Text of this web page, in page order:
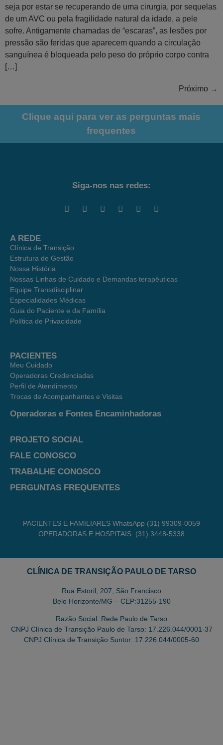
seja por estar se recuperando de uma cirurgia, por sequelas
de um AVC ou pela fragilidade natural da idade, a pele
sofre. Antigamente chamadas de “escaras”, as lesões por
pressão são feridas que aparecem quando a circulação
sanguínea é bloqueada pelo peso do próprio corpo contra
[…]
Próximo →
Clique aqui para ver as perguntas mais
frequentes
Siga-nos nas redes:
A REDE
Clínica de Transição
Estrutura de Gestão
Nossa História
Nossas Linhas de Cuidado e Demandas terapêuticas
Equipe Transdisciplinar
Especialidades Médicas
Guia do Paciente e da Família
Política de Privacidade
PACIENTES
Meu Cuidado
Operadoras Credenciadas
Perfil de Atendimento
Trocas de Acompanhantes e Visitas
Operadoras e Fontes Encaminhadoras
PROJETO SOCIAL
FALE CONOSCO
TRABALHE CONOSCO
PERGUNTAS FREQUENTES
PACIENTES E FAMILIARES WhatsApp (31) 99309-0059
OPERADORAS E HOSPITAIS: (31) 3448-5338
CLÍNICA DE TRANSIÇÃO PAULO DE TARSO
Rua Estoril, 207, São Francisco
Belo Horizonte/MG – CEP:31255-190
Razão Social: Rede Paulo de Tarso
CNPJ Clínica de Transição Paulo de Tarso: 17.226.044/0001-37
CNPJ Clínica de Transição Suntor: 17.226.044/0005-60